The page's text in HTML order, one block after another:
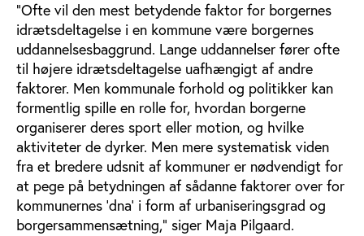
”Ofte vil den mest betydende faktor for borgernes
idrætsdeltagelse i en kommune være borgernes
uddannelsesbaggrund. Lange uddannelser fører ofte
til højere idrætsdeltagelse uafhængigt af andre
faktorer. Men kommunale forhold og politikker kan
formentlig spille en rolle for, hvordan borgerne
organiserer deres sport eller motion, og hvilke
aktiviteter de dyrker. Men mere systematisk viden
fra et bredere udsnit af kommuner er nødvendigt for
at pege på betydningen af sådanne faktorer over for
kommunernes ’dna’ i form af urbaniseringsgrad og
borgersammensætning,” siger Maja Pilgaard.